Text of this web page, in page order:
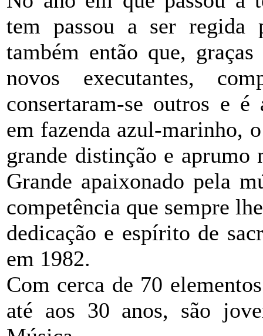
tem passou a ser
também então que,
novos executantes,
consertaram-se outros e
em fazenda azul-marinho,
grande distinção e aprumo
Grande apaixonado pela
competência que sempre
dedicação e espírito de
em 1982.
Com cerca de 70
até aos 30 anos, são